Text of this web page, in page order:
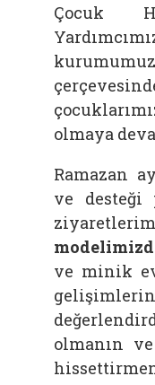
Çocuk
olmaya
Ramazan
ve desteği
ve minik
olmanın